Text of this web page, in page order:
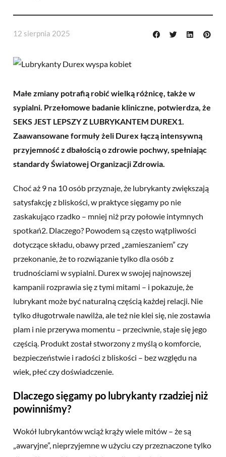
12 sierpnia 2025
Małe zmiany potrafią robić wielką różnicę, także w
sypialni. Przełomowe badanie kliniczne, potwierdza, że
SEKS JEST LEPSZY Z LUBRYKANTEM DUREX1.
Zaawansowane formuły żeli Durex łączą intensywną
przyjemność z dbałością o zdrowie pochwy, spełniając
standardy Światowej Organizacji Zdrowia.
Choć aż 9 na 10 osób przyznaje, że lubrykanty zwiększają
satysfakcję z bliskości, w praktyce sięgamy po nie
zaskakująco rzadko – mniej niż przy połowie intymnych
spotkań2. Dlaczego? Powodem są często wątpliwości
dotyczące składu, obawy przed „zamieszaniem” czy
przekonanie, że to rozwiązanie tylko dla osób z
trudnościami w sypialni. Durex w swojej najnowszej
kampanii rozprawia się z tymi mitami – i pokazuje, że
lubrykant może być naturalną częścią każdej relacji. Nie
tylko długotrwale nawilża, ale też nie klei się, nie zostawia
plam i nie przerywa momentu – przeciwnie, staje się jego
częścią. Produkt został stworzony z myślą o komforcie,
bezpieczeństwie i radości z bliskości – bez względu na
wiek, płeć czy doświadczenie.
Dlaczego sięgamy po lubrykanty rzadziej niż
powinniśmy?
Wokół lubrykantów wciąż krąży wiele mitów – że są
„awaryjne”, nieprzyjemne w użyciu czy przeznaczone tylko